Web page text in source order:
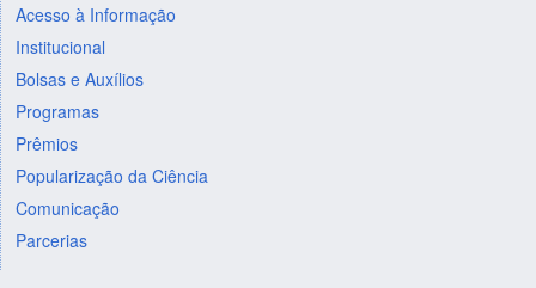
Acesso à Informação
Institucional
Bolsas e Auxílios
Programas
Prêmios
Popularização da Ciência
Comunicação
Parcerias